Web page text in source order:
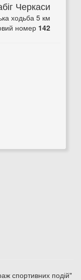
Черкаси
ходьба 5 км
номер 142
спортивних подій"